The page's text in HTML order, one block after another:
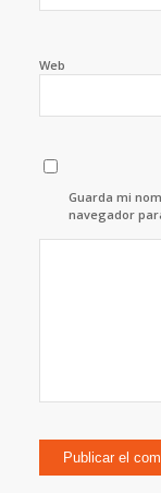
Web
Guarda mi
navegador